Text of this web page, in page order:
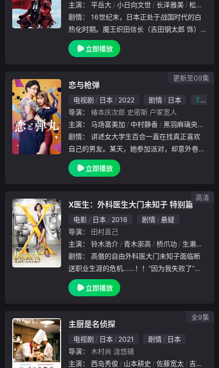
主演：
平岳大 小日向文世 长泽雅美
松冈茉优
剧情：
热化时期。魔王织田信长（吉田钢太郎 饰）
集结大军，朝向早已失去甲斐之虎的武田领地
袭来。武田家昔日的风光不再，而今则被织田
立即播放
恋与枪弹
电视剧 日本 2022 剧情 日本
7.0
导演：
椿本庆次郎 史密斯 户冢宽人
主演：
马场富美加 中村静香 黑羽麻璃央
剧情：
自己的男友。某天，她参加派对，却意外卷入
黑道纠纷，还好黑道樱夜组高阶干部，樱夜才
臣及时救了她，但当百合到了樱夜组的事务所
立即播放
更新至09集
X医生：外科医生大门未知子 特别篇
电影 日本 2016 剧情
悬疑
导演：
田村直己
主演：
铃木浩介 青木崇高 桥爪功 生濑胜久
剧情：
送职业生涯的危机……！！“因为我失败了”！
？2016年席卷了全日本的“从不失败的超级外
科医”再度觉醒——。米仓凉子所主演的热门
立即播放
高清
主厨是名侦探
电视剧 日本 2021 剧情
日本
导演：
木村尚 泷悠辅
主演：
西岛秀俊 山本耕史 佐藤宽太 吉泽健
全9集